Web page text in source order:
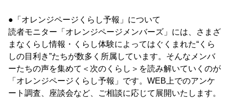
●「オレンジページくらし予報」について
読者モニター「オレンジページメンバーズ」には、さまざ
まなくらし情報・くらし体験によってはぐくまれた“くら
しの目利き”たちが数多く所属しています。そんなメンバ
ーたちの声を集めて＜次のくらし＞を読み解いていくのが
「オレンジページくらし予報」です。WEB上でのアンケ
ート調査、座談会など、ご相談に応じて展開いたします。